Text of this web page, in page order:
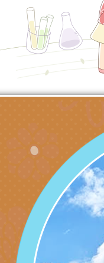
理「
知能
「
題交
轉知
業發
學）
題融
（教
檢送
字稿
檢送
字稿
國家
理本
動
檢送
「小
姻怎
工作
親子
西門
親職
情緒
子溝
有關
礙者
「環
檢送
月份
有關